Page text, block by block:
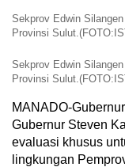
Sekprov Edwin
Provinsi
Sekprov Edwin
Provinsi
MANADO-
Gubernur Steven
evaluasi khusus
lingkungan